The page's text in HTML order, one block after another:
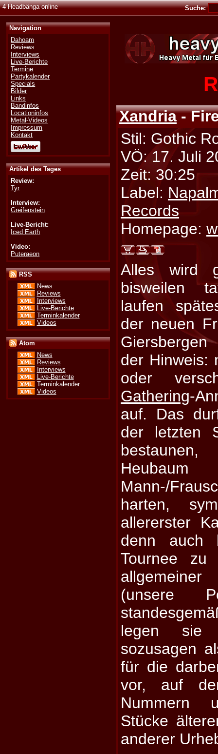
4 Headbänga online Suche:
Navigation
Dahoam
Reviews
Interviews
Live-Berichte
Termine
Partykalender
Specials
Bilder
Links
Bandinfos
Locationinfos
Metal-Videos
Impressum
Kontakt
Artikel des Tages
Review:
Tyr
Interview:
Greifenstein
Live-Bericht:
Iced Earth
Video:
Puteraeon
RSS
News
Reviews
Interviews
Live-Berichte
Terminkalender
Videos
Atom
News
Reviews
Interviews
Live-Berichte
Terminkalender
Videos
Xandria-
Stil: Gothic
VÖ: 17. Juli
Zeit: 30:25
Label:
Records
Homepage:
Alles wird
bisweilen
laufen
der neuen
der Hinweis:
oder
Gathering-
auf. Das
der letzten
Mann-/
harten,
allererster
denn auch
Tournee zu
allgemeiner
(unsere
legen sie
sozusagen
für die
vor, auf
Nummern
Stücke
anderer